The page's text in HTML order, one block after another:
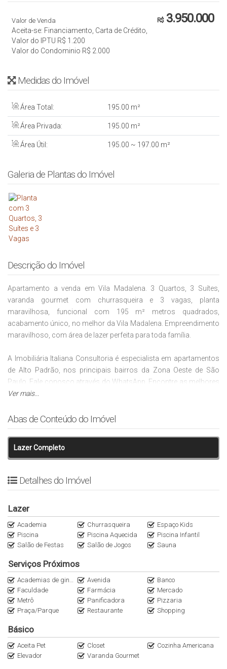
R$3.950.000
Valor de Venda
Aceita-se: Financiamento, Carta de Crédito,
Valor do IPTU R$ 1.200
Valor do Condominio R$ 2.000
Medidas do Imóvel
Área Total: 195.00 m²
Área Privada: 195.00 m²
Área Útil: 195.00 ~ 197.00 m²
Galeria de Plantas do Imóvel
Descrição do Imóvel
Apartamento a venda em Vila Madalena. 3 Quartos, 3 Suítes,
varanda gourmet com churrasqueira e 3 vagas, planta
maravilhosa, funcional com 195 m² metros quadrados,
acabamento único, no melhor da Vila Madalena. Empreendimento
maravilhoso, com área de lazer perfeita para toda família.
A Imobiliária Italiana Consultoria é especialista em apartamentos
de Alto Padrão, nos principais bairros da Zona Oeste de São
Paulo. Fale conosco através do WhatsApp. Encontre as melhores
opções no nosso site:
A Vila Madalena torna-se a cada dia uma das regiões mais
agradáveis para morar, viver e ter conforto, Ruas Arborizadas,
largas e completamente residenciais, sem contar à alta
gastronomia, vida cultural ativa, e facilidades para fazer tudo
mais completos empreendimentos da Zona Oeste.
3 min da Padaria Villa Grano
3 min da Padaria Le Pain Quotidien
4 min do Che Bárbaro
4 min Restaurante TEA CONNECTION
4 min do Pomar da Vila
5 min Quitandinha
6 min do Olivio Bar e Gastronomia
7 Min do Pé de Manga
10 min do Jardins
11 min do Parque Villa Lobos
12 min das Avenida Paulista e Av Faria Lima
Ver mais...
Abas de Conteúdo do Imóvel
Lazer Completo
Detalhes do Imóvel
Lazer
Academia Churrasqueira
Espaço Kids
Piscina
Piscina Aquecida
Piscina Infantil
Salão de Festas
Salão de Jogos Sauna
Serviços Próximos
Academias de ginástica Avenida
Banco
Faculdade
Farmácia
Mercado
Metrô
Panificadora
Pizzaria
Praça/Parque
Restaurante Shopping
Básico
Aceita Pet Closet
Cozinha Americana
Elevador
Varanda Gourmet